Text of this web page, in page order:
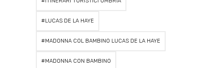
LUCAS DE LA HAYE
MADONNA COL BAMBINO LUCAS DE LA HAYE
MADONNA CON BAMBINO